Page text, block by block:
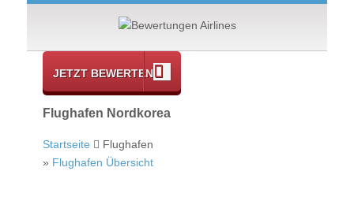
JETZT BEWERTEN
Flughafen Nordkorea
Startseite
Flughafen
» Flughafen Übersicht